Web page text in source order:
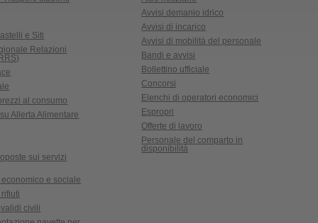
e Siti
Relazioni
al consumo
Allerta Alimentare
sui servizi
e sociale
civili
Avvisi demanio idrico
Avvisi di incarico
Avvisi di mobilità del personale
Bandi e avvisi
Bollettino ufficiale
Concorsi
Elenchi di operatori economici
Espropri
Offerte di lavoro
Personale del comparto in
disponibilità